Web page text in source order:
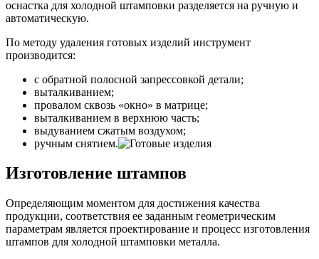
оснастка для холодной штамповки разделяется на ручную и
автоматическую.
По методу удаления готовых изделий инструмент
производится:
с обратной полосной запрессовкой детали;
выталкиванием;
провалом сквозь «окно» в матрице;
выталкиванием в верхнюю часть;
выдуванием сжатым воздухом;
ручным снятием.
Изготовление штампов
Определяющим моментом для достижения качества
продукции, соответствия ее заданным геометрическим
параметрам является проектирование и процесс изготовления
штампов для холодной штамповки металла.